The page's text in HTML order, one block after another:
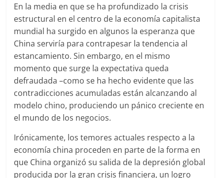
En la media en que se ha profundizado la crisis
estructural en el centro de la economía capitalista
mundial ha surgido en algunos la esperanza que
China serviría para contrapesar la tendencia al
estancamiento. Sin embargo, en el mismo
momento que surge la expectativa queda
defraudada –como se ha hecho evidente que las
contradicciones acumuladas están alcanzando al
modelo chino, produciendo un pánico creciente en
el mundo de los negocios.
Irónicamente, los temores actuales respecto a la
economía china proceden en parte de la forma en
que China organizó su salida de la depresión global
producida por la gran crisis financiera, un logro